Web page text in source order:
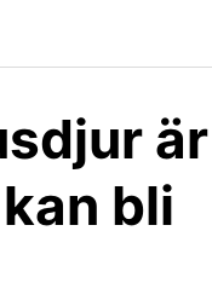
är
bli